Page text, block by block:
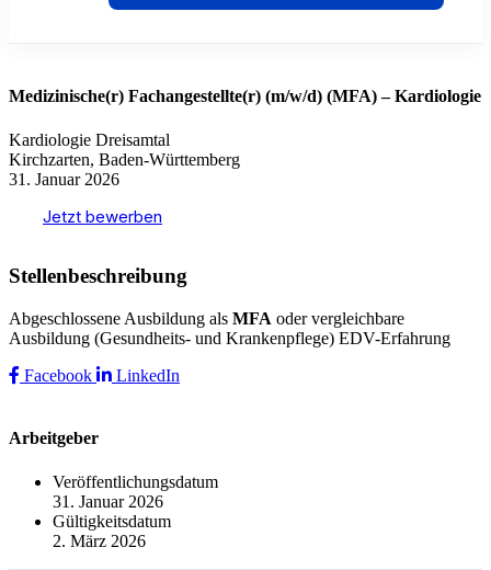
Medizinische(r) Fachangestellte(r) (m/w/d) (MFA) – Kardiologie
Kardiologie Dreisamtal
Kirchzarten, Baden-Württemberg
31. Januar 2026
Jetzt bewerben
Stellenbeschreibung
Abgeschlossene Ausbildung als MFA oder vergleichbare
Ausbildung (Gesundheits- und Krankenpflege) EDV-Erfahrung
Facebook
LinkedIn
Arbeitgeber
Veröffentlichungsdatum
31. Januar 2026
Gültigkeitsdatum
2. März 2026